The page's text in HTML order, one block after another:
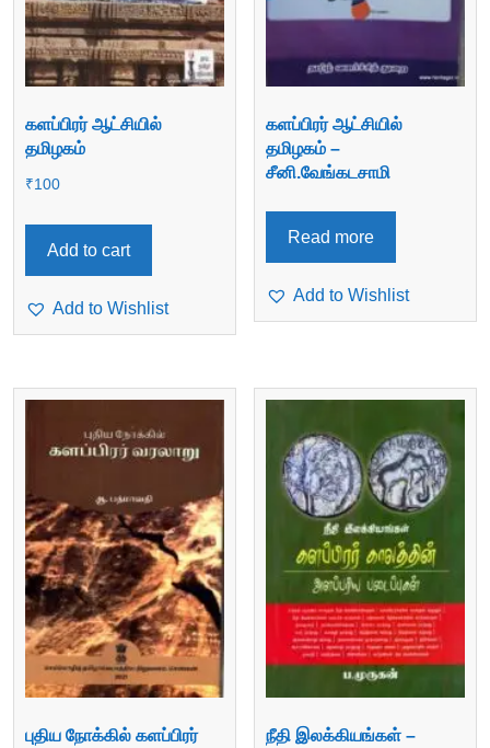
களப்பிரர் ஆட்சியில்
தமிழகம்
₹100
Add to cart
Add to Wishlist
களப்பிரர் ஆட்சியில்
தமிழகம் –
சீனி.வேங்கடசாமி
Read more
Add to Wishlist
புதிய நோக்கில் களப்பிரர்
நீதி இலக்கியங்கள் –